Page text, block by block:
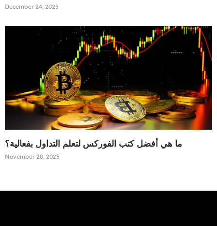
December 24, 2025
ما هي أفضل كتب الفوركس لتعلم التداول بفعالية؟
November 20, 2025